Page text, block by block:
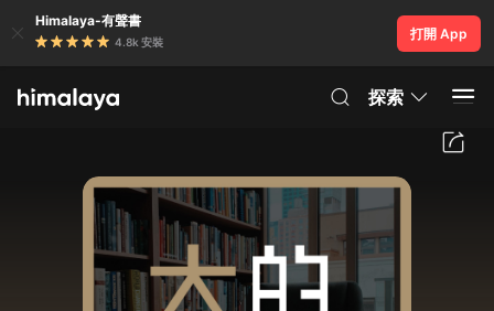
Himalaya-有聲書
4.8k 安裝
打開 App
探索